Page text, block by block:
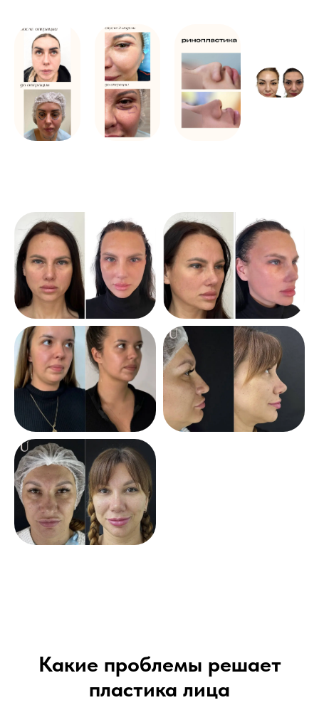
Какие проблемы решает
пластика лица